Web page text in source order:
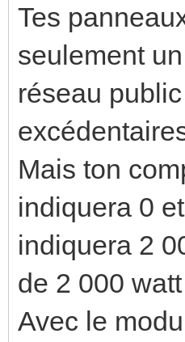
Tes
seulement
réseau
Mais ton
indiquera 0
indiquera 2
de 2 000
Avec le